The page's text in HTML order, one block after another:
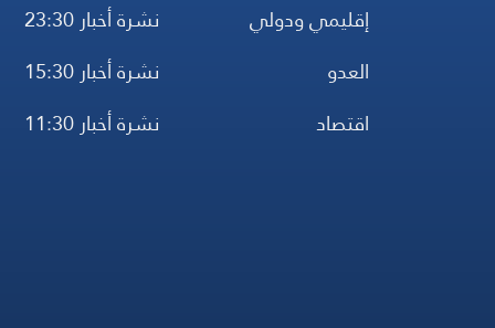
إقليمي ودولي
العدو
اقتصاد
نشرة أخبار 23:30
نشرة أخبار 15:30
نشرة أخبار 11:30